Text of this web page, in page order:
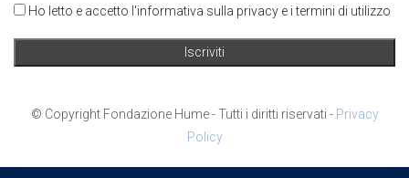
Ho letto e accetto l'informativa sulla privacy e i termini di utilizzo
© Copyright Fondazione Hume - Tutti i diritti riservati - Privacy
Policy